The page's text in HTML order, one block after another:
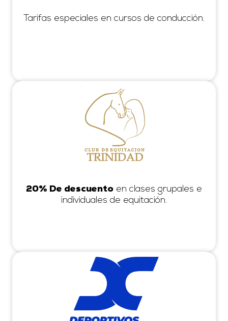
Tarifas especiales en cursos de conducción.
20% De descuento en clases grupales e
individuales de equitación.